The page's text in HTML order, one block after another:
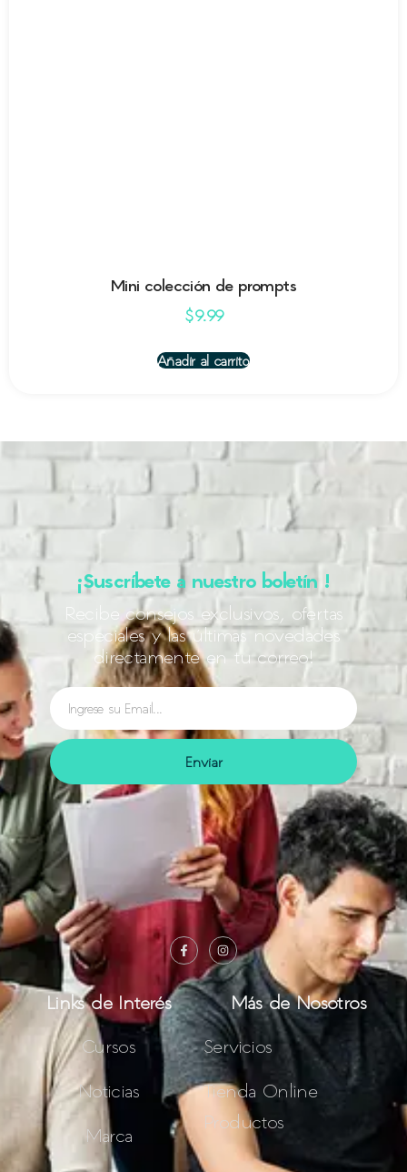
Mini colección de prompts
$9.99
Añadir al carrito
¡Suscríbete a nuestro boletín !
Recibe consejos exclusivos, ofertas
especiales y las últimas novedades
directamente en tu correo!
Enviar
Links de Interés
Cursos
Noticias
Marca
Más de Nosotros
Servicios
Tienda Online
Productos